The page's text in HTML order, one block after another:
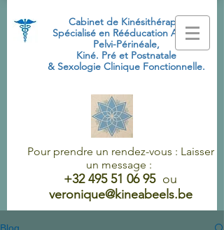
Cabinet de Kinésithérapie
Spécialisé en Rééducation Abdo-
Pelvi-Périnéale,
Kiné. Pré et Postnatale
& Sexologie Clinique Fonctionnelle.
Pour prendre un rendez-vous : Laisser
un message :
+32 495 51 06 95 ou
veronique@kineabeels.be